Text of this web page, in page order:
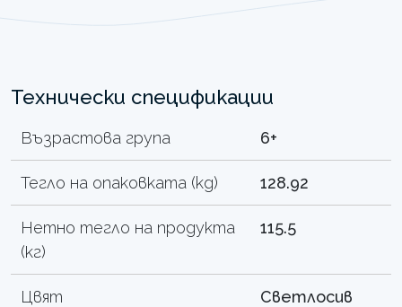
Технически спецификации
Възрастова група 6+
Тегло на опаковката (kg) 128.92
Нетно тегло на продукта
(кг)
115.5
Цвят Светлосив